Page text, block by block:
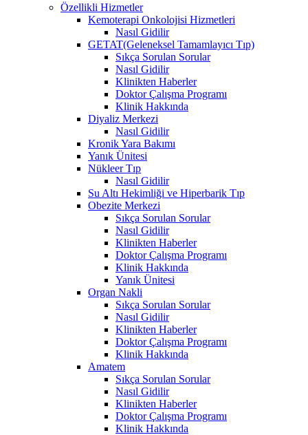
Özellikli Hizmetler
Kemoterapi Onkolojisi Hizmetleri
Nasıl Gidilir
GETAT(Geleneksel Tamamlayıcı Tıp)
Sıkça Sorulan Sorular
Nasıl Gidilir
Klinikten Haberler
Doktor Çalışma Programı
Klinik Hakkında
Diyaliz Merkezi
Nasıl Gidilir
Kronik Yara Bakımı
Yanık Ünitesi
Nükleer Tıp
Nasıl Gidilir
Su Altı Hekimliği ve Hiperbarik Tıp
Obezite Merkezi
Sıkça Sorulan Sorular
Nasıl Gidilir
Klinikten Haberler
Doktor Çalışma Programı
Klinik Hakkında
Yanık Ünitesi
Organ Nakli
Sıkça Sorulan Sorular
Nasıl Gidilir
Klinikten Haberler
Doktor Çalışma Programı
Klinik Hakkında
Amatem
Sıkça Sorulan Sorular
Nasıl Gidilir
Klinikten Haberler
Doktor Çalışma Programı
Klinik Hakkında